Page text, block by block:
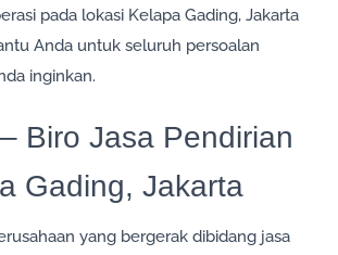
pada lokasi Kelapa Gading, Jakarta
Anda untuk seluruh persoalan
inginkan.
Biro Jasa Pendirian
Gading, Jakarta
yang bergerak dibidang jasa